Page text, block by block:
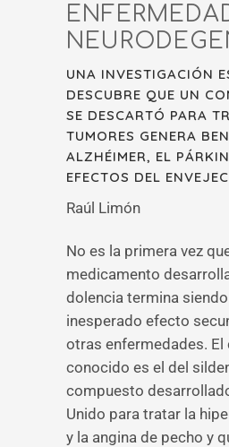
UNA INVESTIGACIÓN
DESCUBRE QUE UN
SE DESCARTÓ PARA
TUMORES GENERA
ALZHÉIMER, EL
EFECTOS DEL
Raúl Limón
No es la primera vez
medicamento
dolencia termina
inesperado efecto
otras enfermedades. El
conocido es el del
compuesto
Unido para tratar la
y la angina de pecho y